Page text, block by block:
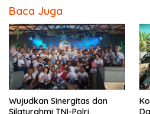
o
k
Baca Juga
Wujudkan Sinergitas dan
Silaturahmi TNI-Polri,